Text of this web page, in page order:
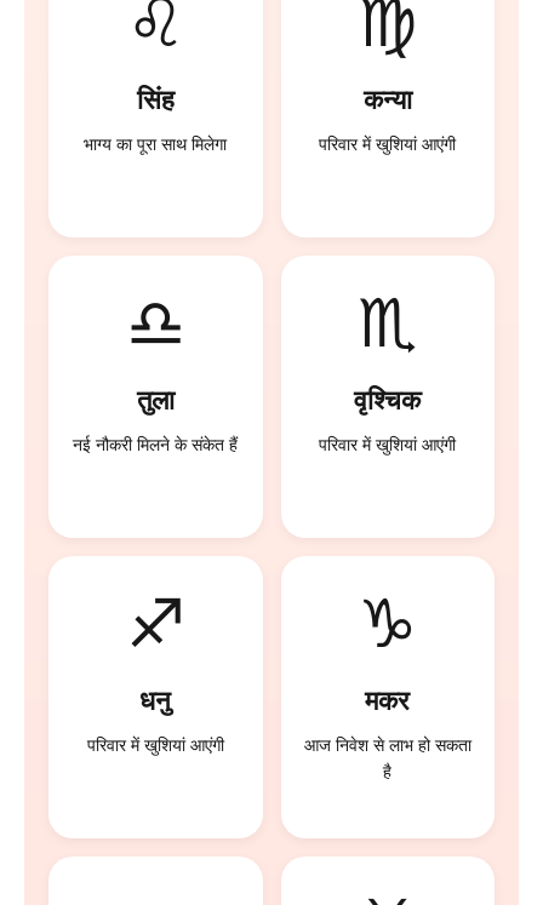
♌
सिंह
भाग्य का पूरा साथ मिलेगा
♍
कन्या
परिवार में खुशियां आएंगी
♎
तुला
नई नौकरी मिलने के संकेत हैं
♏
वृश्चिक
परिवार में खुशियां आएंगी
♐
धनु
परिवार में खुशियां आएंगी
♑
मकर
आज निवेश से लाभ हो सकता
है